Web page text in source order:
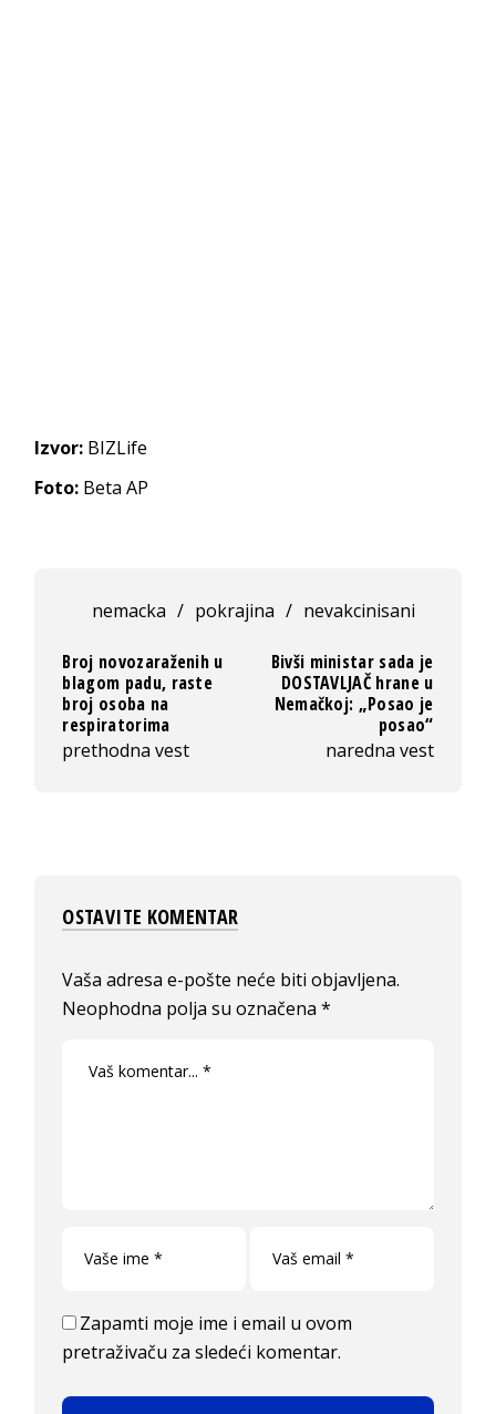
Izvor: BIZLife
Foto: Beta AP
nemacka / pokrajina / nevakcinisani
Broj novozaraženih u
blagom padu, raste
broj osoba na
respiratorima
prethodna vest
Bivši ministar sada je
DOSTAVLJAČ hrane u
Nemačkoj: „Posao je
posao“
naredna vest
OSTAVITE KOMENTAR
Vaša adresa e-pošte neće biti objavljena.
Neophodna polja su označena*
Zapamti moje ime i email u ovom
pretraživaču za sledeći komentar.